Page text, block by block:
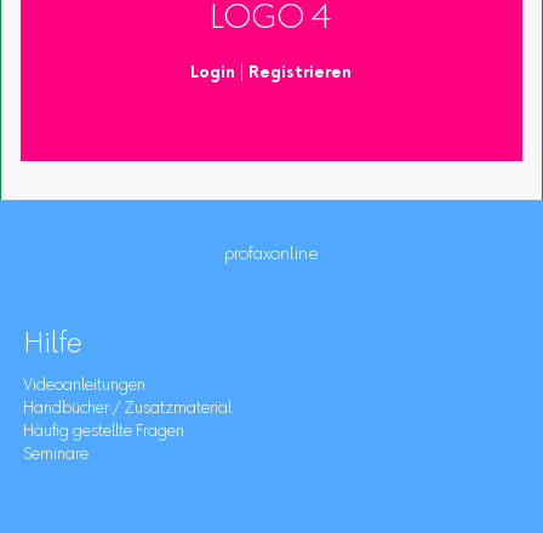
LOGO 4
Login Registrieren
profaxonline
Hilfe
Videoanleitungen
Handbücher / Zusatzmaterial
Häufig gestellte Fragen
Seminare